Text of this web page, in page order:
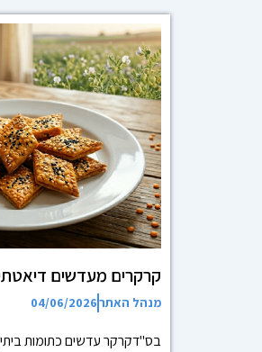
קרקרים מעדשים
מנהל האתר04/06/2026
בס"דקרקר עדשים כתומות ביתי,